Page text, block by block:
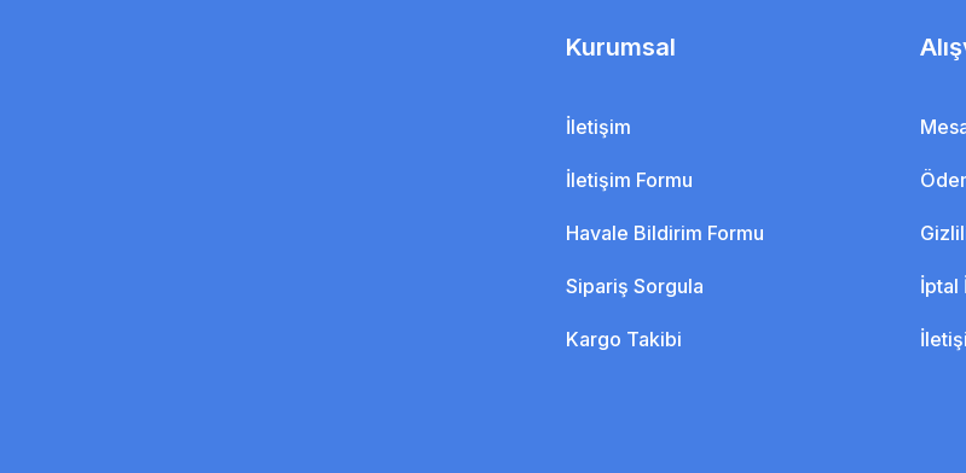
Kurumsal
İletişim
İletişim Formu
Havale Bildirim Formu
Sipariş Sorgula
Kargo Takibi
İptal